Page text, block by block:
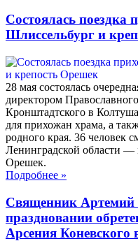
Состоялась поездка
Шлиссельбург и
28 мая состоялась
директором
Кронштадтского в
для прихожан храма, а
родного края. 36 человек
Ленинградской области —
Орешек.
Подробнее »
Священник Артемий
праздновании
Арсения Коневского